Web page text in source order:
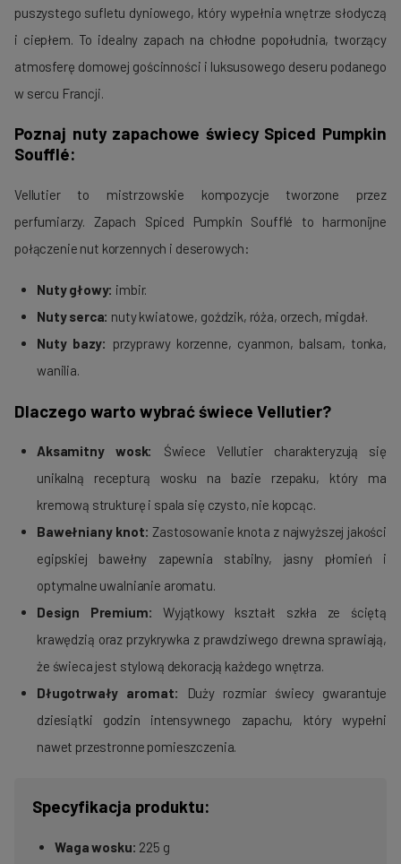
puszystego sufletu dyniowego, który wypełnia wnętrze słodyczą
i ciepłem. To idealny zapach na chłodne popołudnia, tworzący
atmosferę domowej gościnności i luksusowego deseru podanego
w sercu Francji.
Poznaj nuty zapachowe świecy Spiced Pumpkin
Soufflé:
Vellutier to mistrzowskie kompozycje tworzone przez
perfumiarzy. Zapach Spiced Pumpkin Soufflé to harmonijne
połączenie nut korzennych i deserowych:
Nuty głowy: imbir.
Nuty serca: nuty kwiatowe, goździk, róża, orzech, migdał.
Nuty bazy: przyprawy korzenne, cyanmon, balsam, tonka,
wanilia.
Dlaczego warto wybrać świece Vellutier?
Aksamitny wosk:
Świece Vellutier charakteryzują się
unikalną recepturą wosku na bazie rzepaku, który ma
kremową strukturę i spala się czysto, nie kopcąc.
Bawełniany knot: Zastosowanie knota z najwyższej jakości
egipskiej bawełny zapewnia stabilny, jasny płomień i
optymalne uwalnianie aromatu.
Design Premium: Wyjątkowy kształt szkła ze ściętą
krawędzią oraz przykrywka z prawdziwego drewna sprawiają,
że świeca jest stylową dekoracją każdego wnętrza.
Długotrwały aromat: Duży rozmiar świecy gwarantuje
dziesiątki godzin intensywnego zapachu, który wypełni
nawet przestronne pomieszczenia.
Specyfikacja produktu:
Waga wosku: 225 g